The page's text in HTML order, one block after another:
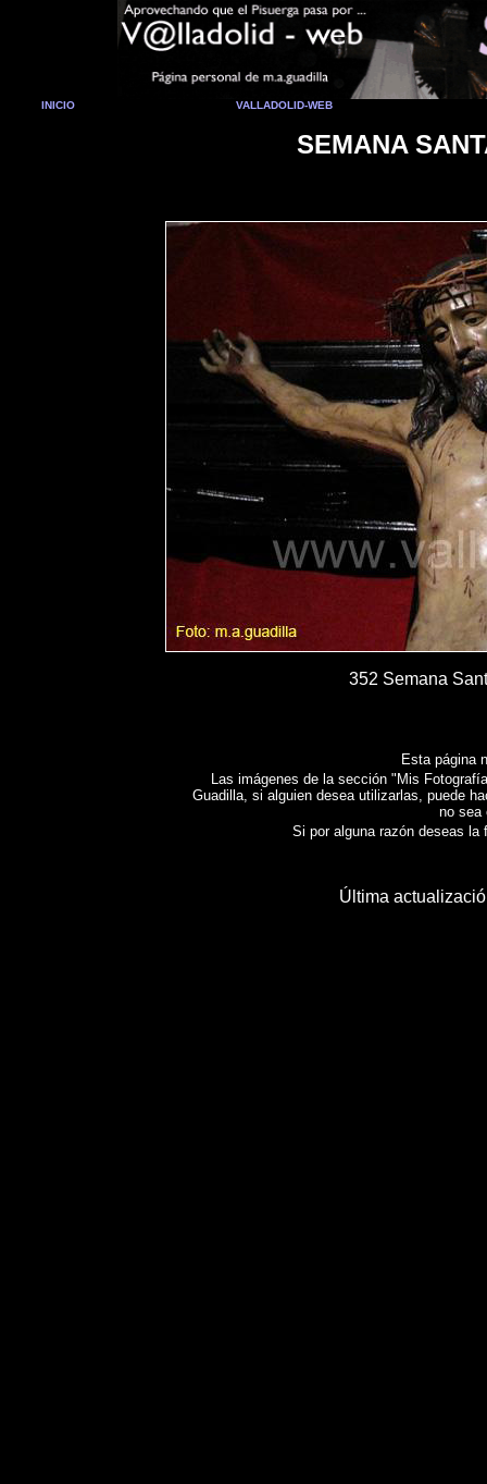
INICIO VALLADOLID-WEB
SEMANA
352 Semana
Esta página
Las imágenes de la sección "Mis
Guadilla, si alguien desea utilizarlas, puede
no sea
Si por alguna razón deseas
Última